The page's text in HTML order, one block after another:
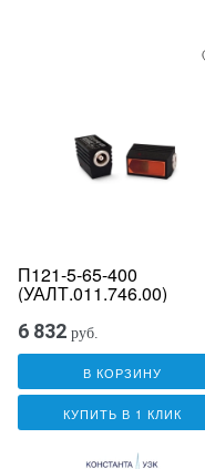
П121-5-65-400
(УАЛТ.011.746.00)
6 832 руб.
В КОРЗИНУ
КУПИТЬ В 1 КЛИК